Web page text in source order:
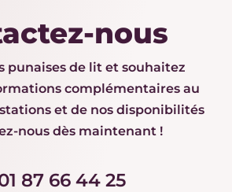
nous
punaises de lit et souhaitez
complémentaires au
et de nos disponibilités
nous dès maintenant !
87 66 44 25